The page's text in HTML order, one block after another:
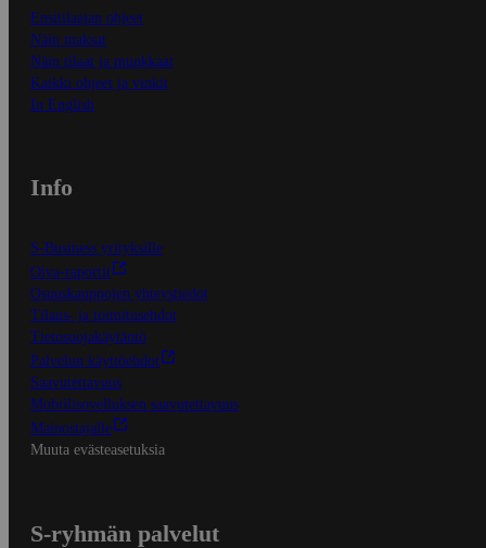
Ensitilaajan ohjeet
Näin maksat
Näin tilaat ja muokkaat
Kaikki ohjeet ja vinkit
In English
Info
S-Business yrityksille
Oiva-raportit
Osuuskauppojen yhteystiedot
Tilaus- ja toimitusehdot
Tietosuojakäytäntö
Palvelun käyttöehdot
Saavutettavuus
Mobiilisovelluksen saavutettavuus
Mainostajalle
Muuta evästeasetuksia
S-ryhmän palvelut